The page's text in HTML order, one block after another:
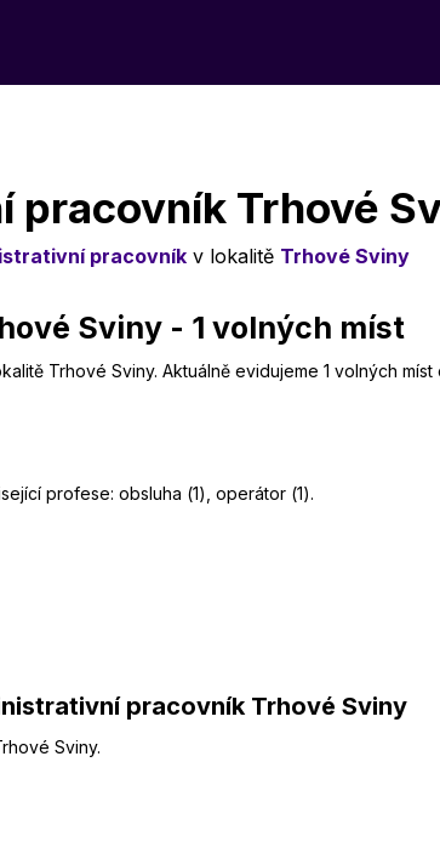
pracovník Trhové
pracovník v lokalitě Trhové Sviny
Sviny - 1 volných míst
Trhové Sviny. Aktuálně evidujeme 1 volných
profese: obsluha (1), operátor (1).
pracovník Trhové Sviny
Sviny.